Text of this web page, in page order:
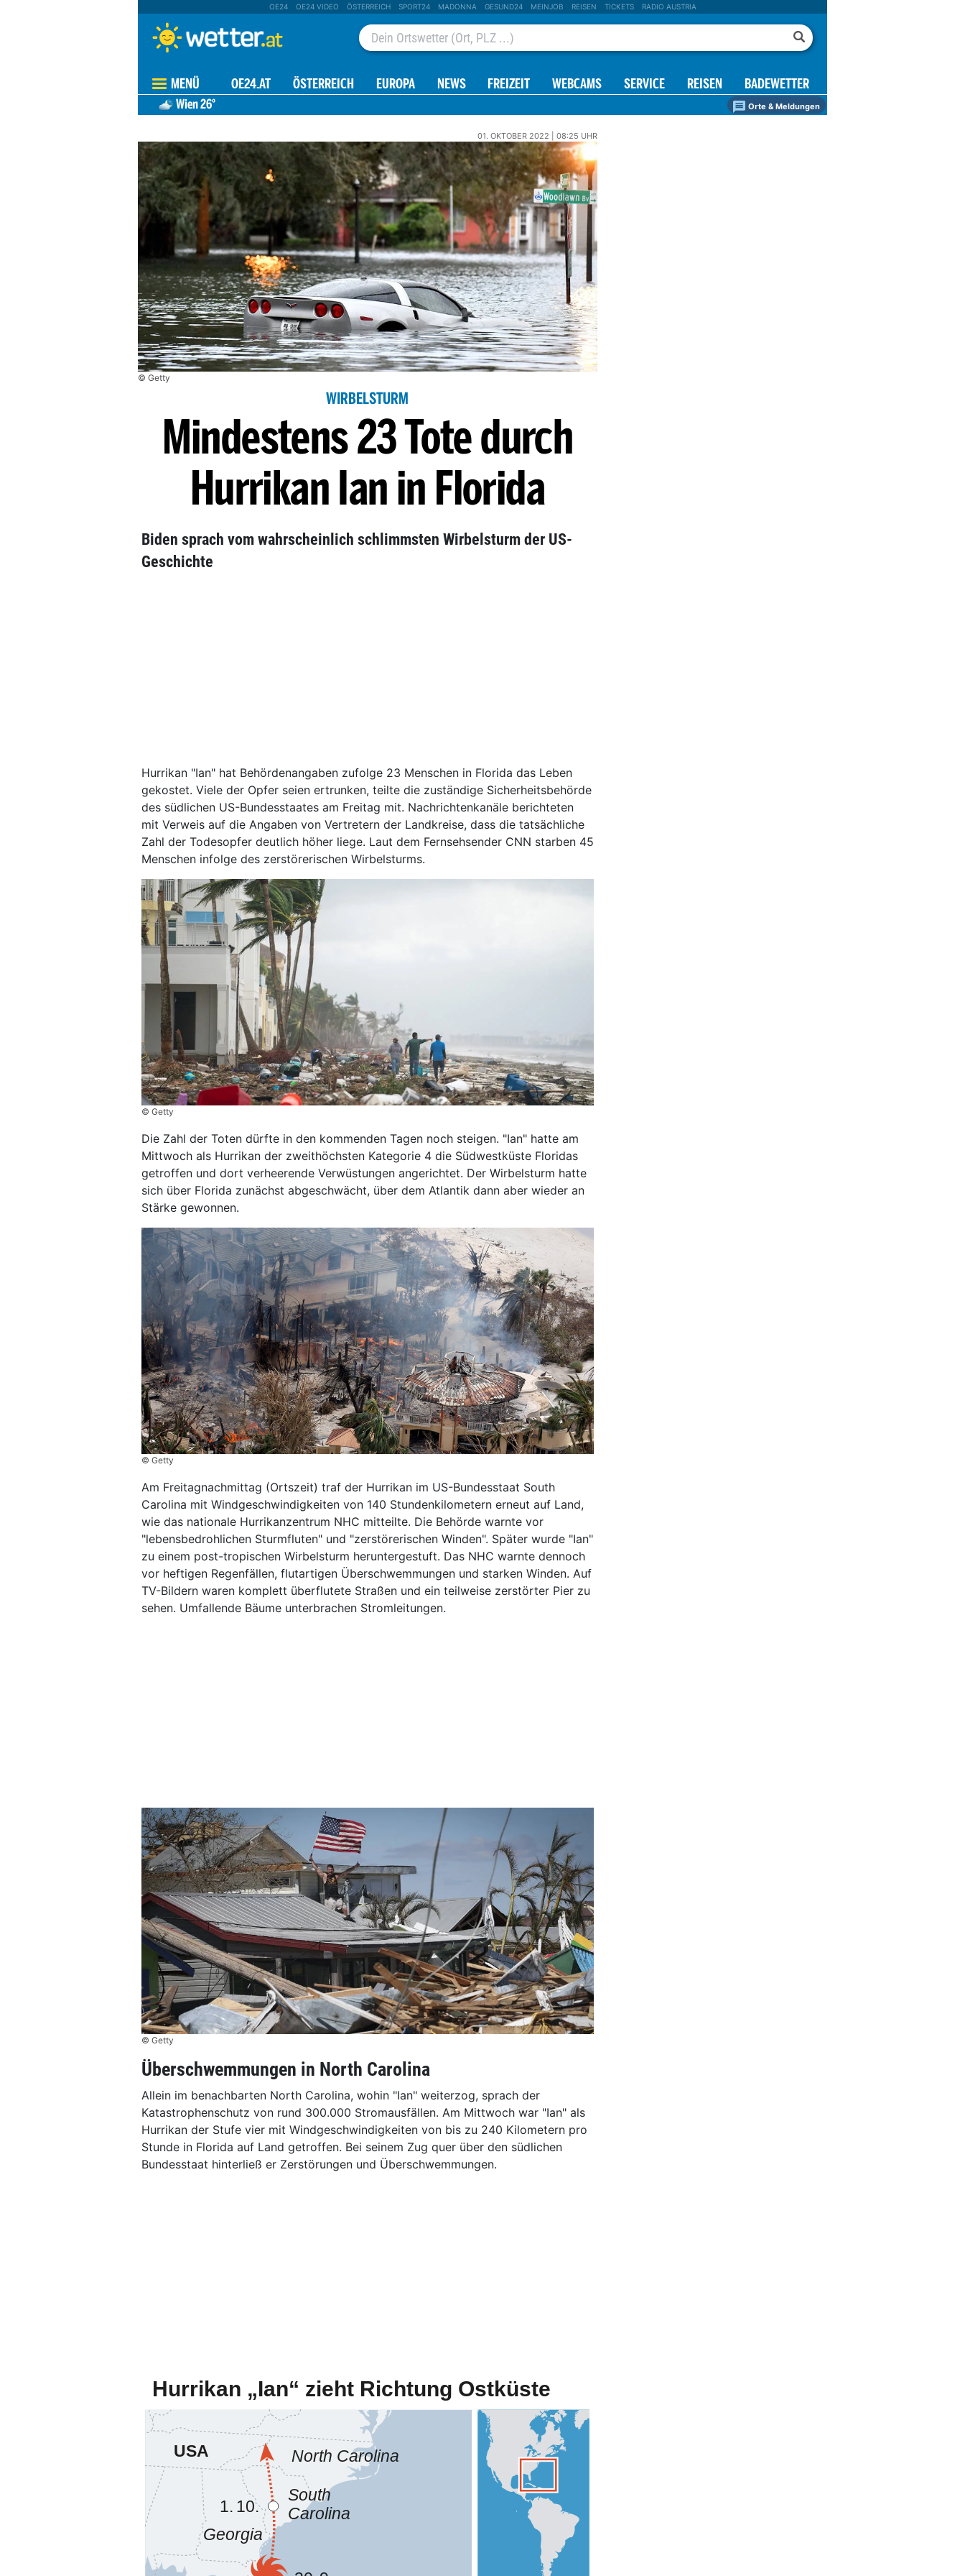
OE24 OE24 VIDEO ÖSTERREICH SPORT24 MADONNA GESUND24 MEINJOB REISEN TICKETS RADIO AUSTRIA
MENÜ OE24.AT ÖSTERREICH EUROPA NEWS FREIZEIT WEBCAMS SERVICE REISEN BADEWETTER
Wien26° Orte & Meldungen
01. OKTOBER 2022 | 08:25 UHR
© Getty
WIRBELSTURM
Mindestens 23 Tote durch
Hurrikan Ian in Florida
Biden sprach vom wahrscheinlich schlimmsten Wirbelsturm der US-
Geschichte
Hurrikan "Ian" hat Behördenangaben zufolge 23 Menschen in Florida das Leben
gekostet. Viele der Opfer seien ertrunken, teilte die zuständige Sicherheitsbehörde
des südlichen US-Bundesstaates am Freitag mit. Nachrichtenkanäle berichteten
mit Verweis auf die Angaben von Vertretern der Landkreise, dass die tatsächliche
Zahl der Todesopfer deutlich höher liege. Laut dem Fernsehsender CNN starben 45
Menschen infolge des zerstörerischen Wirbelsturms.
© Getty
Die Zahl der Toten dürfte in den kommenden Tagen noch steigen. "Ian" hatte am
Mittwoch als Hurrikan der zweithöchsten Kategorie 4 die Südwestküste Floridas
getroffen und dort verheerende Verwüstungen angerichtet. Der Wirbelsturm hatte
sich über Florida zunächst abgeschwächt, über dem Atlantik dann aber wieder an
Stärke gewonnen.
© Getty
Am Freitagnachmittag (Ortszeit) traf der Hurrikan im US-Bundesstaat South
Carolina mit Windgeschwindigkeiten von 140 Stundenkilometern erneut auf Land,
wie das nationale Hurrikanzentrum NHC mitteilte. Die Behörde warnte vor
"lebensbedrohlichen Sturmfluten" und "zerstörerischen Winden". Später wurde "Ian"
zu einem post-tropischen Wirbelsturm heruntergestuft. Das NHC warnte dennoch
vor heftigen Regenfällen, flutartigen Überschwemmungen und starken Winden. Auf
TV-Bildern waren komplett überflutete Straßen und ein teilweise zerstörter Pier zu
sehen. Umfallende Bäume unterbrachen Stromleitungen.
© Getty
Überschwemmungen in North Carolina
Allein im benachbarten North Carolina, wohin "Ian" weiterzog, sprach der
Katastrophenschutz von rund 300.000 Stromausfällen. Am Mittwoch war "Ian" als
Hurrikan der Stufe vier mit Windgeschwindigkeiten von bis zu 240 Kilometern pro
Stunde in Florida auf Land getroffen. Bei seinem Zug quer über den südlichen
Bundesstaat hinterließ er Zerstörungen und Überschwemmungen.